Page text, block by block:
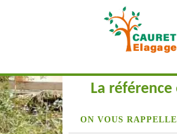
La référence
ON VOUS